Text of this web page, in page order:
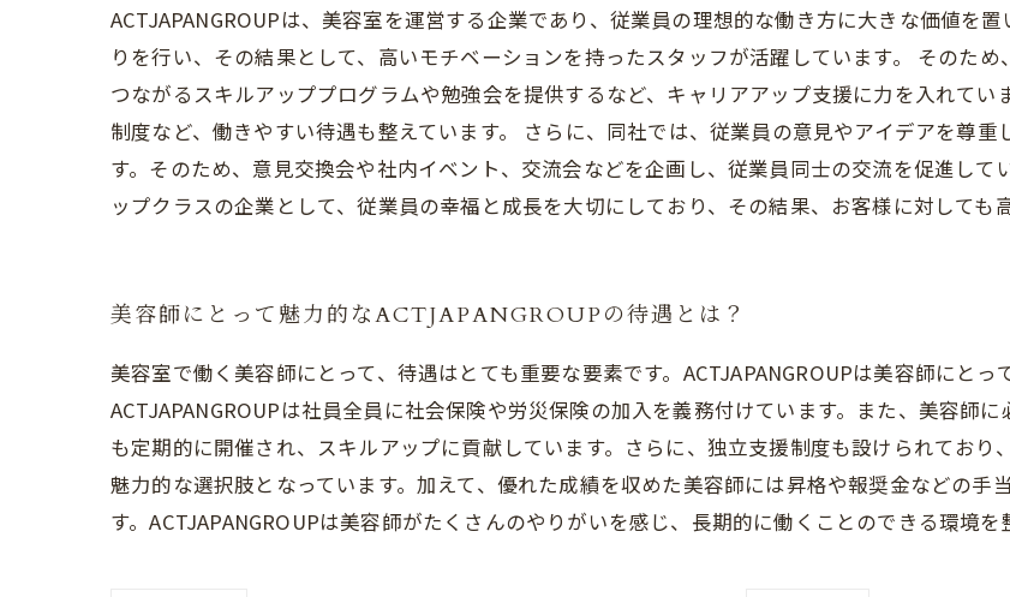
ACTJAPANGROUPは、美容室を運営する企業であり、従業員の理想的な働き方に大きな価値を
りを行い、その結果として、高いモチベーションを持ったスタッフが活躍しています。 そのため
つながるスキルアッププログラムや勉強会を提供するなど、キャリアアップ支援に力を入れて
制度など、働きやすい待遇も整えています。 さらに、同社では、従業員の意見やアイデアを尊
す。そのため、意見交換会や社内イベント、交流会などを企画し、従業員同士の交流を促進して
ップクラスの企業として、従業員の幸福と成長を大切にしており、その結果、お客様に対しても
美容師にとって魅力的なACTJAPANGROUPの待遇とは？
美容室で働く美容師にとって、待遇はとても重要な要素です。ACTJAPANGROUPは美容師にとっ
ACTJAPANGROUPは社員全員に社会保険や労災保険の加入を義務付けています。また、美容師
も定期的に開催され、スキルアップに貢献しています。さらに、独立支援制度も設けられており
魅力的な選択肢となっています。加えて、優れた成績を収めた美容師には昇格や報奨金などの手
す。ACTJAPANGROUPは美容師がたくさんのやりがいを感じ、長期的に働くことのできる環境を